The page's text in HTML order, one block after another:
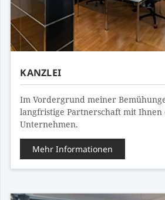
KANZLEI
Im Vordergrund meiner
langfristige Partnerschaft mit
Unternehmen.
Mehr Informationen